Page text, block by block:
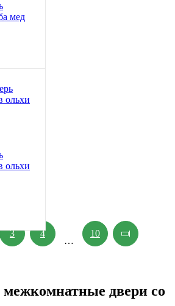
мед
ольхи
3 4
…
10
межкомнатные двери со